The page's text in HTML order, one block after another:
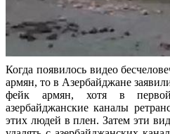
Когда появилось видео
армян, то в Азербайджане
фейк армян, хотя в
азербайджанские каналы
этих людей в плен. Затем эти